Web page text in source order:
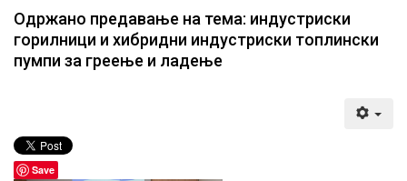
Одржано предавање на тема: индустриски
горилници и хибридни индустриски топлински
пумпи за греење и ладење
Save